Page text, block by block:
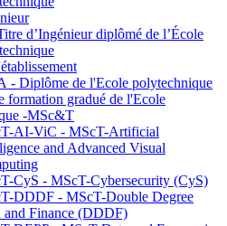
d’Ingénieur diplômé de l’École
- Diplôme de l'Ecole polytechnique
formation gradué de l'Ecole
-MSc&T
AI-ViC - MScT-Artificial
and Advanced Visual
CyS - MScT-Cybersecurity (CyS)
DDDF - MScT-Double Degree
and Finance (DDDF)